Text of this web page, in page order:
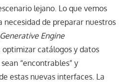
lejano. Lo que vemos
necesidad de preparar nuestros
Generative Engine
optimizar catálogos y datos
“encontrables” y
estas nuevas interfaces. La